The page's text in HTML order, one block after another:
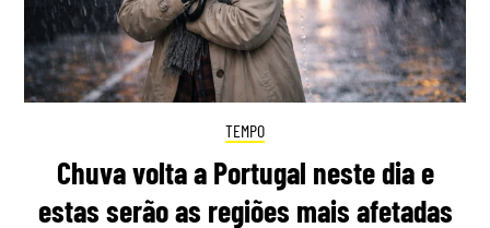
TEMPO
Chuva volta a Portugal neste dia e
estas serão as regiões mais afetadas